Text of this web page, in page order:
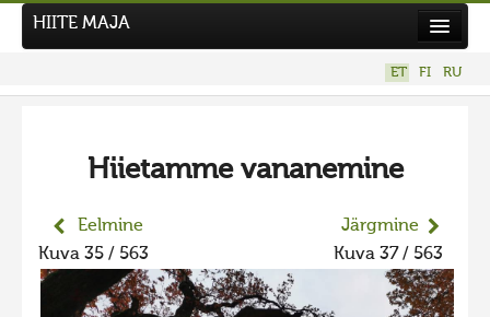
Uudised
Tegutse
Kuvavõistlused
HIITE MAJA
ET FI RU
Hiietamme vananemine
Eelmine
Kuva 35 / 563
Järgmine
Kuva 37 / 563